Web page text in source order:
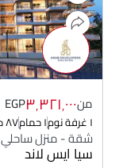
من٣٬٣٢١٬٠٠٠EGP
١ غرفة نوم ١ حمام ٨٧ متر مربع
شقة - منزل ساحلي
سيا ايس لاند